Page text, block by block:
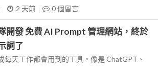
2 天前 0個留言
開發 免費 AI Prompt 管理網站，終於
詞了
每天工作都會用到的工具。像是 ChatGPT、